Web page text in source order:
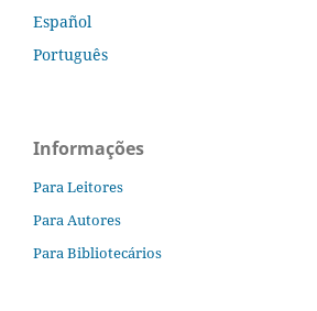
Español
Português
Informações
Para Leitores
Para Autores
Para Bibliotecários